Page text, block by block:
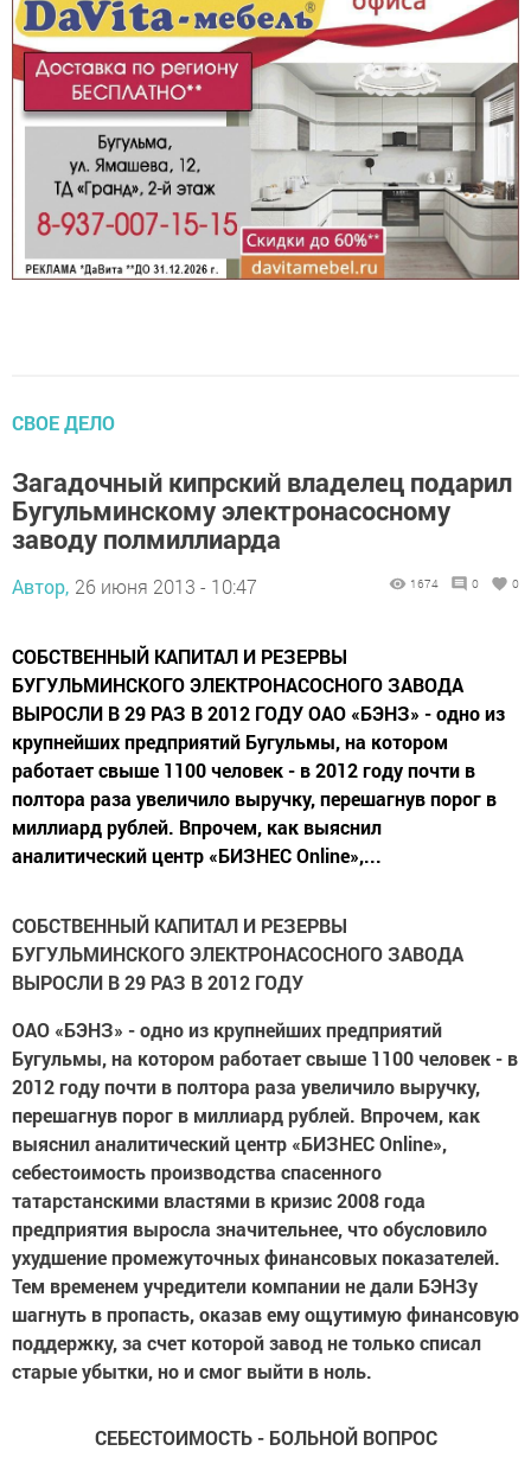
СВОЕ ДЕЛО
Загадочный кипрский владелец подарил
Бугульминскому электронасосному
заводу полмиллиарда
Автор, 26 июня 2013 - 10:47 1674 0 0
СОБСТВЕННЫЙ КАПИТАЛ И РЕЗЕРВЫ
БУГУЛЬМИНСКОГО ЭЛЕКТРОНАСОСНОГО ЗАВОДА
ВЫРОСЛИ В 29 РАЗ В 2012 ГОДУ ОАО «БЭНЗ» - одно из
крупнейших предприятий Бугульмы, на котором
работает свыше 1100 человек - в 2012 году почти в
полтора раза увеличило выручку, перешагнув порог в
миллиард рублей. Впрочем, как выяснил
аналитический центр «БИЗНЕС Online»,...
СОБСТВЕННЫЙ КАПИТАЛ И РЕЗЕРВЫ
БУГУЛЬМИНСКОГО ЭЛЕКТРОНАСОСНОГО ЗАВОДА
ВЫРОСЛИ В 29 РАЗ В 2012 ГОДУ
ОАО «БЭНЗ» - одно из крупнейших предприятий
Бугульмы, на котором работает свыше 1100 человек - в
2012 году почти в полтора раза увеличило выручку,
перешагнув порог в миллиард рублей. Впрочем, как
выяснил аналитический центр «БИЗНЕСOnline»,
себестоимость производства спасенного
татарстанскими властями в кризис 2008 года
предприятия выросла значительнее, что обусловило
ухудшение промежуточных финансовых показателей.
Тем временем учредители компании не дали БЭНЗу
шагнуть в пропасть, оказав ему ощутимую финансовую
поддержку, за счет которой завод не только списал
старые убытки, но и смог выйти в ноль.
СЕБЕСТОИМОСТЬ - БОЛЬНОЙ ВОПРОС